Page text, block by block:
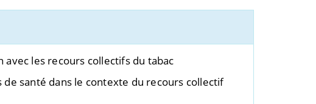
avec les recours collectifs du tabac
santé dans le contexte du recours collectif